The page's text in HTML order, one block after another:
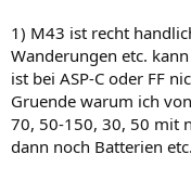
1) M43 ist recht
Wanderungen etc.
ist bei ASP-C oder FF
Gruende warum ich
70, 50-150, 30, 50 mit
dann noch Batterien